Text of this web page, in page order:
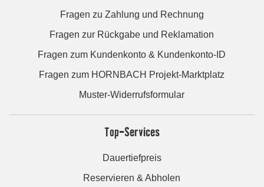
Fragen zu Zahlung und Rechnung
Fragen zur Rückgabe und Reklamation
Fragen zum Kundenkonto & Kundenkonto-ID
Fragen zum HORNBACH Projekt-Marktplatz
Muster-Widerrufsformular
Top-Services
Dauertiefpreis
Reservieren & Abholen